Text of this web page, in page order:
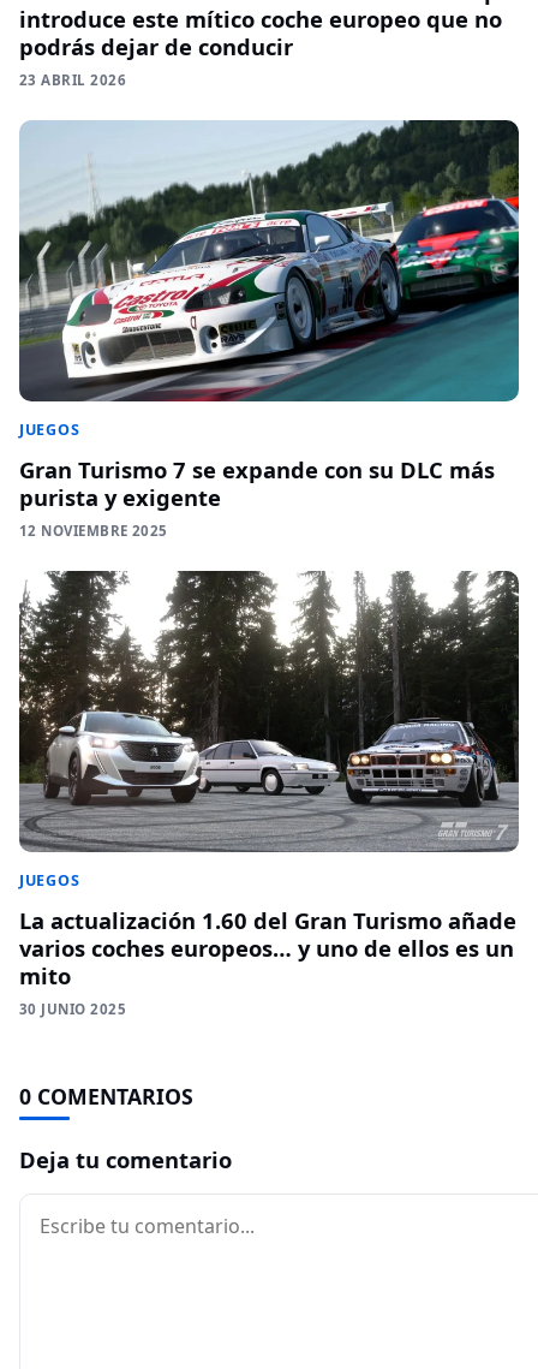
introduce este mítico coche europeo que no
podrás dejar de conducir
23 ABRIL 2026
JUEGOS
Gran Turismo 7 se expande con su DLC más
purista y exigente
12 NOVIEMBRE 2025
JUEGOS
La actualización 1.60 del Gran Turismo añade
varios coches europeos… y uno de ellos es un
mito
30 JUNIO 2025
0 COMENTARIOS
Deja tu comentario
Comentario